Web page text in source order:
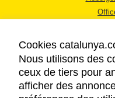
Cookies
Nous utilisons des
ceux de tiers pour
afficher des